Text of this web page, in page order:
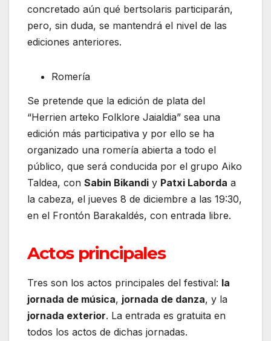
concretado aún qué bertsolaris participarán,
pero, sin duda, se mantendrá el nivel de las
ediciones anteriores.
Romería
Se pretende que la edición de plata del
“Herrien arteko Folklore Jaialdia” sea una
edición más participativa y por ello se ha
organizado una romería abierta a todo el
público, que será conducida por el grupo Aiko
Taldea, con Sabin Bikandi y Patxi Laborda a
la cabeza, el jueves 8 de diciembre a las 19:30,
en el Frontón Barakaldés, con entrada libre.
Actos principales
Tres son los actos principales del festival: la
jornada de música, jornada de danza, y la
jornada exterior. La entrada es gratuita en
todos los actos de dichas jornadas.